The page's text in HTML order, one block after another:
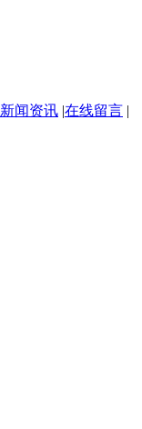
新闻资讯 |在线留言 |